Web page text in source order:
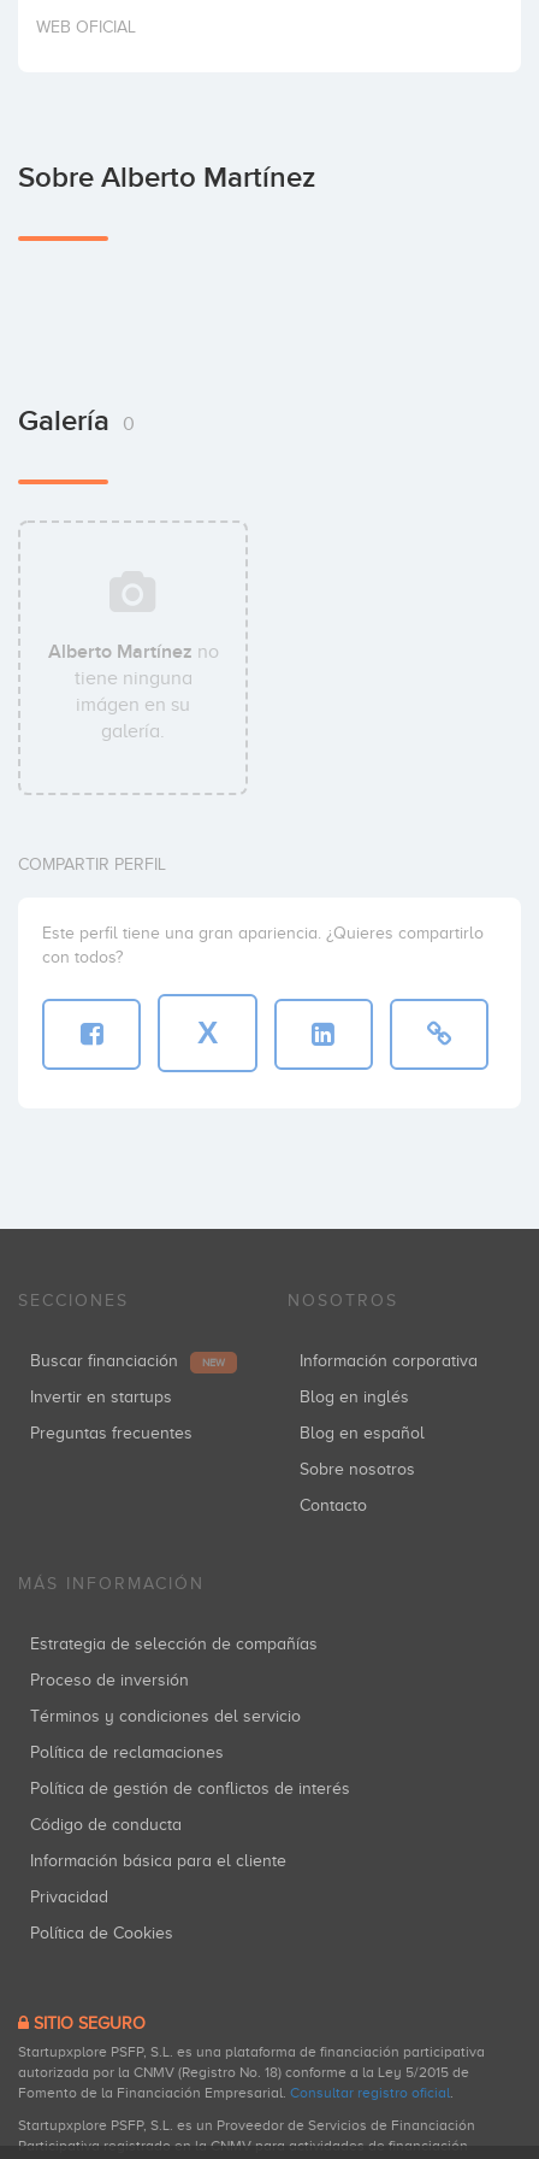
Invertir
WEB OFICIAL
Sobre Alberto Martínez
Galería 0
Alberto Martínez no
tiene ninguna
imágen en su
galería.
COMPARTIR PERFIL
Este perfil tiene una gran apariencia. ¿Quieres compartirlo
con todos?
X
SECCIONES
Buscar financiación NEW
Invertir en startups
Preguntas frecuentes
NOSOTROS
Información corporativa
Blog en inglés
Blog en español
Sobre nosotros
Contacto
MÁS INFORMACIÓN
Estrategia de selección de compañías
Proceso de inversión
Términos y condiciones del servicio
Política de reclamaciones
Política de gestión de conflictos de interés
Código de conducta
Información básica para el cliente
Privacidad
Política de Cookies
SITIO SEGURO
Startupxplore PSFP, S.L. es una plataforma de financiación participativa
autorizada por la CNMV (Registro No. 18) conforme a la Ley 5/2015 de
Fomento de la Financiación Empresarial. Consultar registro oficial.
Startupxplore PSFP, S.L. es un Proveedor de Servicios de Financiación
Participativa registrado en la CNMV para actividades de financiación